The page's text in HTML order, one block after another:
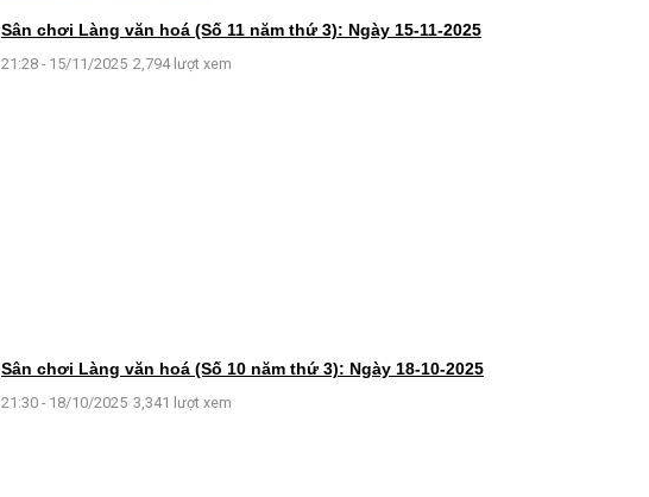
Sân chơi Làng văn hoá (Số 11 năm thứ 3): Ngày 15-11-2025
21:28 - 15/11/2025 2,794 lượt xem
Sân chơi Làng văn hoá (Số 10 năm thứ 3): Ngày 18-10-2025
21:30 - 18/10/2025 3,341 lượt xem